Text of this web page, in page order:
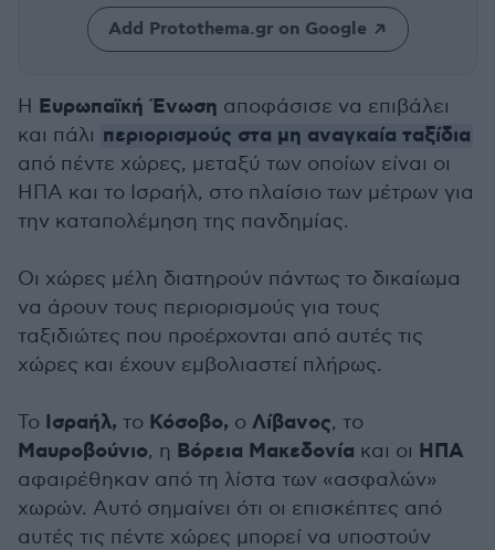
Add Protothema.gr on Google
Η Ευρωπαϊκή Ένωση αποφάσισε να επιβάλει
και πάλι περιορισμούς στα μη αναγκαία ταξίδια
από πέντε χώρες, μεταξύ των οποίων είναι οι
ΗΠΑ και το Ισραήλ, στο πλαίσιο των μέτρων για
την καταπολέμηση της πανδημίας.
Οι χώρες μέλη διατηρούν πάντως το δικαίωμα
να άρουν τους περιορισμούς για τους
ταξιδιώτες που προέρχονται από αυτές τις
χώρες και έχουν εμβολιαστεί πλήρως.
Το Ισραήλ, το Κόσοβο, ο Λίβανος, το
Μαυροβούνιο, η Βόρεια Μακεδονία και οι ΗΠΑ
αφαιρέθηκαν από τη λίστα των «ασφαλών»
χωρών. Αυτό σημαίνει ότι οι επισκέπτες από
αυτές τις πέντε χώρες μπορεί να υποστούν